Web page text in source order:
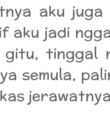
aku
aku jadi
tinggal
semula,